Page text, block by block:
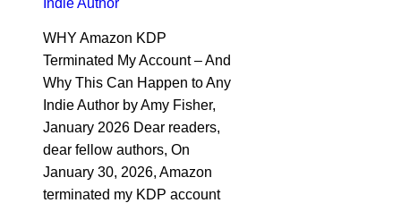
WHY Amazon KDP
Terminated My Account – And
Why This Can Happen to Any
Indie Author by Amy Fisher,
January 2026 Dear readers,
dear fellow authors, On
January 30, 2026, Amazon
terminated my KDP account